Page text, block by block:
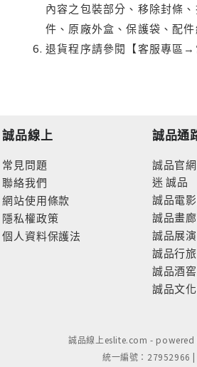
內容之包裝部分、移除封條
件、原廠外盒、保護袋、配
退貨程序請參閱【客服專區
誠品線上
常見問題
聯絡我們
網站使用條款
隱私權政策
個人資料保護法
誠品通
誠品官網
迷 誠品
誠品電
誠品畫廊
誠品展演
誠品行旅
誠品酒窖
誠品文
誠品線上eslite.com -
統一編號：27952966